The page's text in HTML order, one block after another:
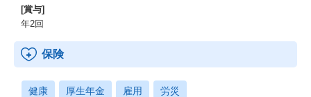
[賞与]
年2回
保険
健康 厚生年金 雇用 労災